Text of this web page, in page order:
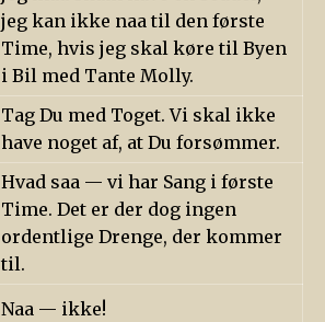
jeg kan ikke naa til den første
Time, hvis jeg skal køre til Byen
i Bil med Tante Molly.
Tag Du med Toget. Vi skal ikke
have noget af, at Du forsømmer.
Hvad saa — vi har Sang i første
Time. Det er der dog ingen
ordentlige Drenge, der kommer
til.
Naa — ikke!